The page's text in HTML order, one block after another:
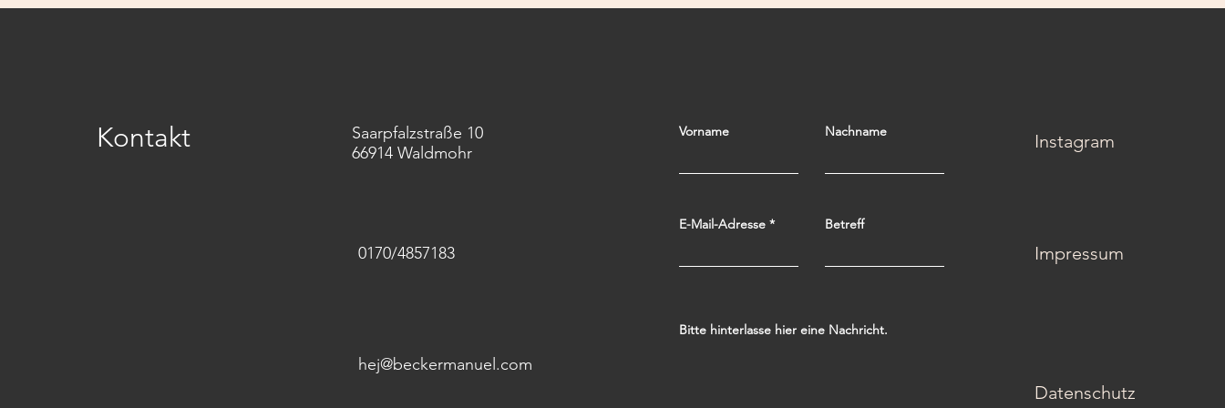
Kontakt
Saarpfalzstraße 10
66914 Waldmohr
0170/4857183
hej@beckermanuel.com
Vorname Nachname
E-Mail-Adresse Betreff
Bitte hinterlasse hier eine Nachricht.
Instagram
Impressum
Datenschutz